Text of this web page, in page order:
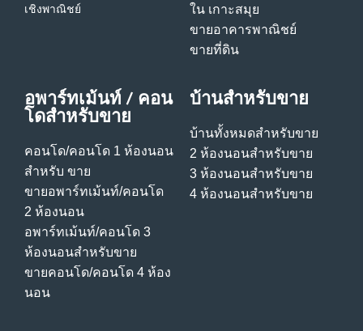
เชิงพาณิชย์
ใน เกาะสมุย
ขายอาคารพาณิชย์
ขายที่ดิน
อพาร์ทเม้นท์ / คอน
โดสําหรับขาย
คอนโด/คอนโด 1 ห้องนอน
สําหรับ ขาย
ขายอพาร์ทเม้นท์/คอนโด
2 ห้องนอน
อพาร์ทเม้นท์/คอนโด 3
ห้องนอนสําหรับขาย
ขายคอนโด/คอนโด 4 ห้อง
นอน
บ้านสําหรับขาย
บ้านทั้งหมดสําหรับขาย
2 ห้องนอนสําหรับขาย
3 ห้องนอนสําหรับขาย
4 ห้องนอนสําหรับขาย